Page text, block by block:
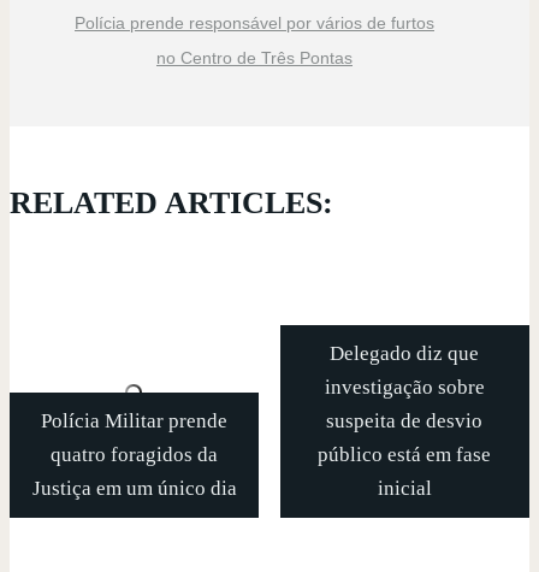
Polícia prende responsável por vários de furtos
no Centro de Três Pontas
RELATED ARTICLES:
Polícia Militar prende
quatro foragidos da
Justiça em um único dia
Delegado diz que
investigação sobre
suspeita de desvio
público está em fase
inicial